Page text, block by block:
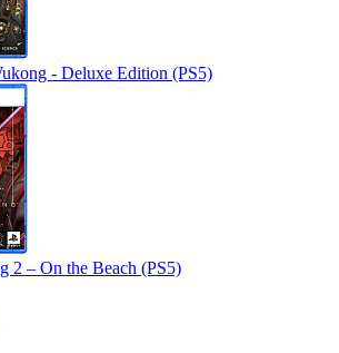
- Deluxe Edition (PS5)
2 – On the Beach (PS5)